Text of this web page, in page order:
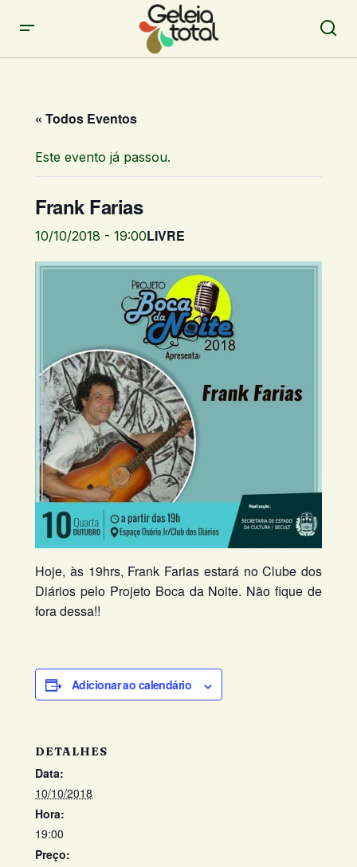
« Todos Eventos
Este evento já passou.
Frank Farias
10/10/2018 - 19:00LIVRE
Hoje, às 19hrs, Frank Farias estará no Clube dos
Diários pelo Projeto Boca da Noite. Não fique de
fora dessa!!
Adicionar ao calendário
DETALHES
Data:
10/10/2018
Hora:
19:00
Preço: